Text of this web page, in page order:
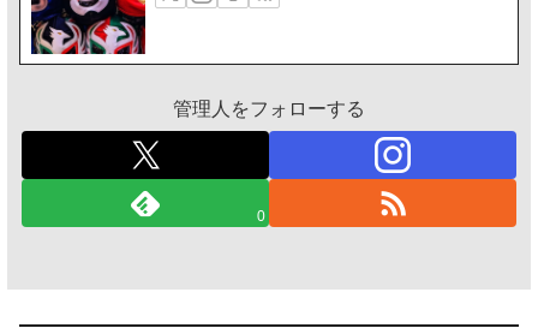
管理人をフォローする
0